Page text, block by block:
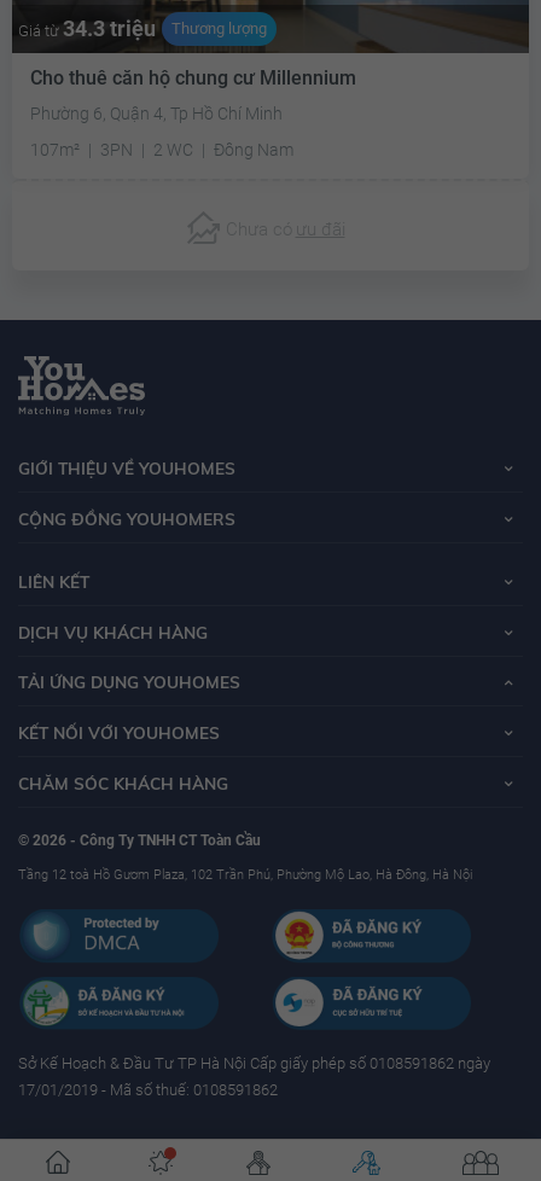
Giá từ 34.3 triệu Thương lượng
Cho thuê căn hộ chung cư Millennium
Phường 6, Quận 4, Tp Hồ Chí Minh
107m²
3PN 2 WC Đông Nam
Chưa có ưu đãi
GIỚI THIỆU VỀ YOUHOMES
CỘNG ĐỒNG YOUHOMERS
LIÊN KẾT
DỊCH VỤ KHÁCH HÀNG
TẢI ỨNG DỤNG YOUHOMES
KẾT NỐI VỚI YOUHOMES
CHĂM SÓC KHÁCH HÀNG
© 2026 - Công Ty TNHH CT Toàn Cầu
Tầng 12 toà Hồ Gươm Plaza, 102 Trần Phú, Phường Mộ Lao, Hà Đông, Hà Nội
Sở Kế Hoạch & Ðầu Tư TP Hà Nội Cấp giấy phép số 0108591862 ngày
17/01/2019 - Mã số thuế: 0108591862